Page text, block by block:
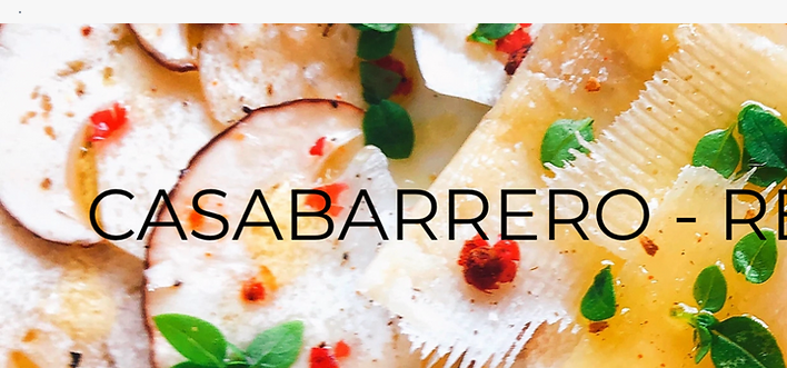
CASA
BARRERO